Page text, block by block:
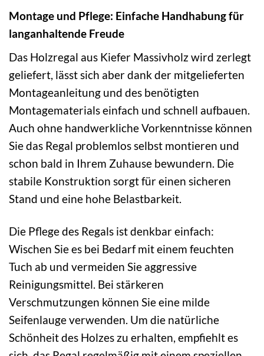
Montage und Pflege: Einfache Handhabung für
langanhaltende Freude
Das Holzregal aus Kiefer Massivholz wird zerlegt
geliefert, lässt sich aber dank der mitgelieferten
Montageanleitung und des benötigten
Montagematerials einfach und schnell aufbauen.
Auch ohne handwerkliche Vorkenntnisse können
Sie das Regal problemlos selbst montieren und
schon bald in Ihrem Zuhause bewundern. Die
stabile Konstruktion sorgt für einen sicheren
Stand und eine hohe Belastbarkeit.
Die Pflege des Regals ist denkbar einfach:
Wischen Sie es bei Bedarf mit einem feuchten
Tuch ab und vermeiden Sie aggressive
Reinigungsmittel. Bei stärkeren
Verschmutzungen können Sie eine milde
Seifenlauge verwenden. Um die natürliche
Schönheit des Holzes zu erhalten, empfiehlt es